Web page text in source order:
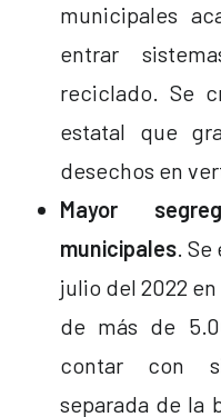
municipales
entrar
reciclado. Se
estatal que
desechos en
Mayor
municipales.
julio del 2022
de más de
contar con
separada de la